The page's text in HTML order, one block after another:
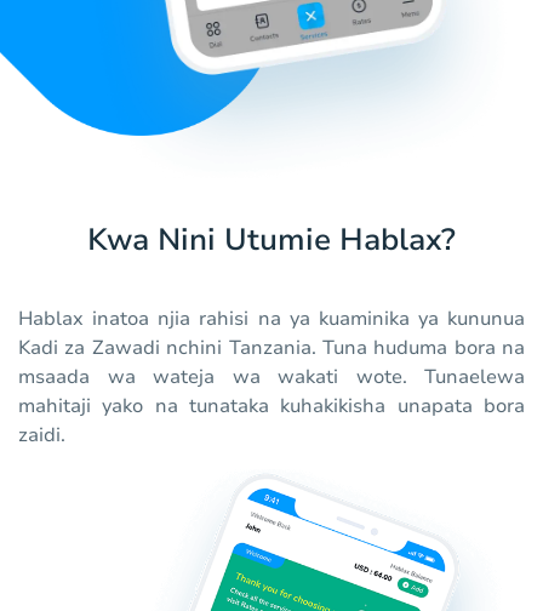
Kwa Nini Utumie Hablax?
Hablax inatoa njia rahisi na ya kuaminika ya kununua
Kadi za Zawadi nchini Tanzania. Tuna huduma bora na
msaada wa wateja wa wakati wote. Tunaelewa
mahitaji yako na tunataka kuhakikisha unapata bora
zaidi.